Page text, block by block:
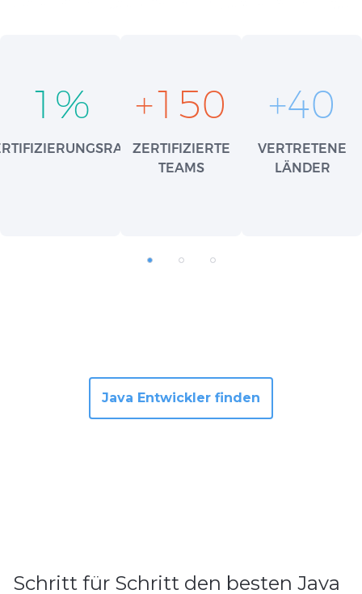
1 % +150
ZERTIFIZIERTE
TEAMS
+40
VERTRETENE
LÄNDER
Java Entwickler finden
Schritt für Schritt den besten Java